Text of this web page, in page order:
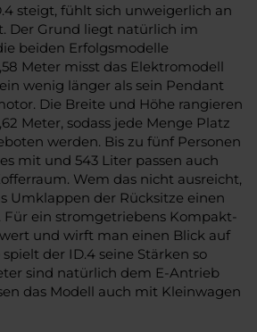
steigt, fühlt sich unweigerlich an
Der Grund liegt natürlich im
beiden Erfolgsmodelle
Meter misst das Elektromodell
wenig länger als sein Pendant
Die Breite und Höhe rangieren
Meter, sodass jede Menge Platz
werden. Bis zu fünf Personen
mit und 543 Liter passen auch
Wem das nicht ausreicht,
Umklappen der Rücksitze einen
Für ein stromgetriebens Kompakt-
und wirft man einen Blick auf
der ID.4 seine Stärken so
sind natürlich dem E-Antrieb
das Modell auch mit Kleinwagen